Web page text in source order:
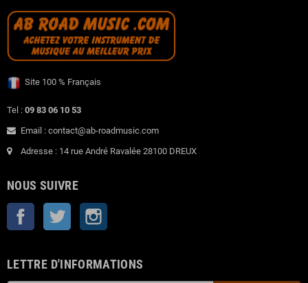
Site 100 % Français
Tel : 09 83 06 10 53
Email : contact@ab-roadmusic.com
Adresse : 14 rue André Ravalée 28100 DREUX
NOUS SUIVRE
Facebook Twitter
LETTRE D'INFORMATIONS